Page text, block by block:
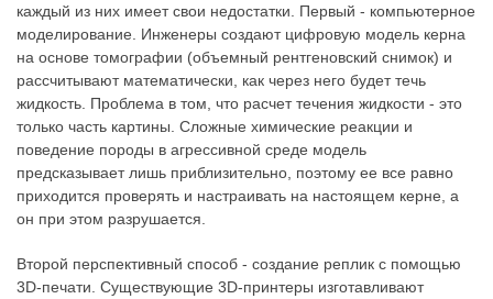
каждый из них имеет свои недостатки. Первый - компьютерное
моделирование. Инженеры создают цифровую модель керна
на основе томографии (объемный рентгеновский снимок) и
рассчитывают математически, как через него будет течь
жидкость. Проблема в том, что расчет течения жидкости - это
только часть картины. Сложные химические реакции и
поведение породы в агрессивной среде модель
предсказывает лишь приблизительно, поэтому ее все равно
приходится проверять и настраивать на настоящем керне, а
он при этом разрушается.
Второй перспективный способ - создание реплик с помощью
3D-печати. Существующие 3D-принтеры изготавливают